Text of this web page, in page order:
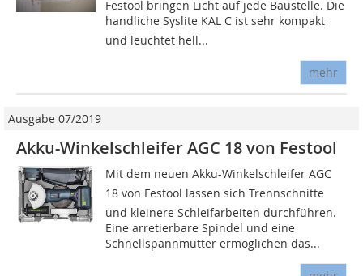
Festool bringen Licht auf jede Baustelle. Die
handliche Syslite KAL C ist sehr kompakt
und leuchtet hell...
mehr
Ausgabe 07/2019
Akku-Winkelschleifer AGC 18 von Festool
Mit dem neuen Akku-Winkelschleifer AGC
18 von Festool lassen sich Trennschnitte
und kleinere Schleifarbeiten durchführen.
Eine arretierbare Spindel und eine
Schnellspannmutter ermöglichen das...